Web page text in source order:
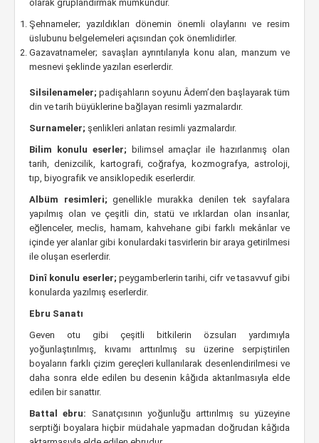
olarak gruplandırmak mümkündür.
Şehnameler; yazıldıkları dönemin önemli olaylarını ve resim
üslubunu belgelemeleri açısından çok önemlidirler.
Gazavatnameler; savaşları ayrıntılarıyla konu alan, manzum ve
mesnevi şeklinde yazılan eserlerdir.
Silsilenameler; padişahların soyunu Âdem’den başlayarak tüm
din ve tarih büyüklerine bağlayan resimli yazmalardır.
Surnameler; şenlikleri anlatan resimli yazmalardır.
Bilim konulu eserler;
bilimsel amaçlar ile hazırlanmış olan
tarih, denizcilik, kartografi, coğrafya, kozmografya, astroloji,
tıp, biyografik ve ansiklopedik eserlerdir.
Albüm resimleri;genellikle murakka denilen tek sayfalara
yapılmış olan ve çeşitli din, statü ve ırklardan olan insanlar,
eğlenceler, meclis, hamam, kahvehane gibi farklı mekânlar ve
içinde yer alanlar gibi konulardaki tasvirlerin bir araya getirilmesi
ile oluşan eserlerdir.
Dinî konulu eserler; peygamberlerin tarihi, cifr ve tasavvuf gibi
konularda yazılmış eserlerdir.
Ebru Sanatı
Geven otu gibi çeşitli bitkilerin özsuları yardımıyla
yoğunlaştırılmış, kıvamı arttırılmış su üzerine serpiştirilen
boyaların farklı çizim gereçleri kullanılarak desenlendirilmesi ve
daha sonra elde edilen bu desenin kâğıda aktarılmasıyla elde
edilen bir sanattır.
Battal ebru: Sanatçısının yoğunluğu arttırılmış su yüzeyine
serptiği boyalara hiçbir müdahale yapmadan doğrudan kâğıda